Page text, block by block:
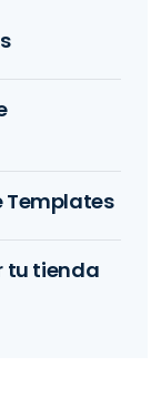
Templates
tu tienda